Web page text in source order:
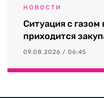
НОВОСТИ
Ситуация с газом
приходится
09.08.2026 / 06:45